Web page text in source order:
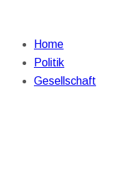
Home
Politik
Gesellschaft